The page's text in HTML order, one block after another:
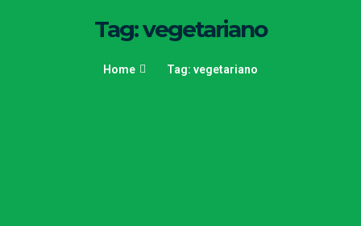
Tag: vegetariano
Home Tag: vegetariano